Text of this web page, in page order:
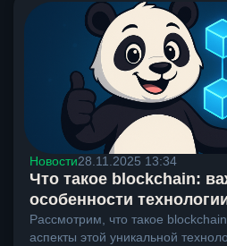
Новости28.11.2025 13:34
Что такое blockchain:
особенности
Рассмотрим, что такое
аспекты этой уникальной